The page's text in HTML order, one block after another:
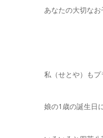
あなたの大切な
私（せとや）もプ
娘の1歳の誕生日